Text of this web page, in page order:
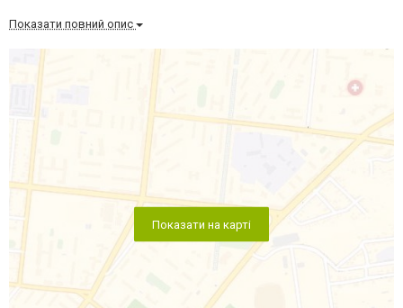
Показати повний опис
Показати на карті